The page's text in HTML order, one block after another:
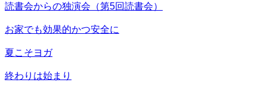
読書会からの独演会（第5回読書会）
お家でも効果的かつ安全に
夏こそヨガ
終わりは始まり